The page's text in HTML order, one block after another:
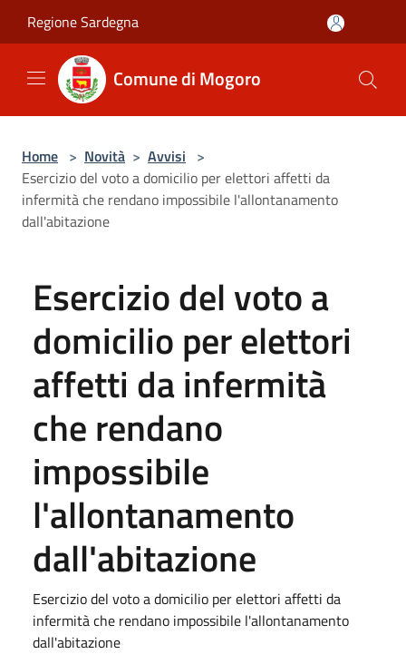
Regione Sardegna
Comune di Mogoro
Home > Novità > Avvisi >
Esercizio del voto a domicilio per elettori affetti da
infermità che rendano impossibile l'allontanamento
dall'abitazione
Esercizio del voto a
domicilio per elettori
affetti da infermità
che rendano
impossibile
l'allontanamento
dall'abitazione
Esercizio del voto a domicilio per elettori affetti da
infermità che rendano impossibile l'allontanamento
dall'abitazione